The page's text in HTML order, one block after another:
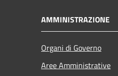
AMMINISTRAZIONE
Organi di Governo
Aree Amministrative